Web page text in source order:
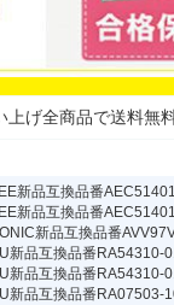
上げ全商品で送料無
新品互換品番
新品互換品番
新品互換品番
新品互換品番
新品互換品番
新品互換品番